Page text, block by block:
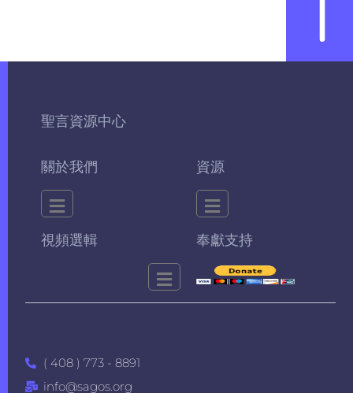
聖言資源中心
關於我們 資源
視頻選輯 奉獻支持
( 408 ) 773 - 8891
info@sagos.org